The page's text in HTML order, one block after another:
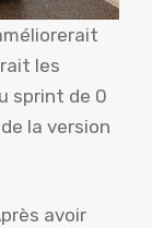
les
sprint de 0
la version
avoir